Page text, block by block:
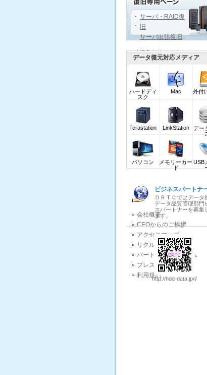
HDDクリニック
データ復旧用語辞典
データ復旧技術文書
ダウンロード
業界関連ニュース
会社概要
CEOからのご挨拶
アクセスマップ
リクルート
パートナープログラム
プレスリリース
利用規約
サーバ・RAID復
旧
サーバ出張復旧
データ復元対応メディア
ハードディ
スク
Mac 外付
Terastation LinkStation
デー
パソコン
メモリーカー
ド
USB
ビジネスパートナ
ＤＲＴＣではデータ
データ品質管理部門
スパートナーを募集
ます。
http://hdd-data.jp/i/